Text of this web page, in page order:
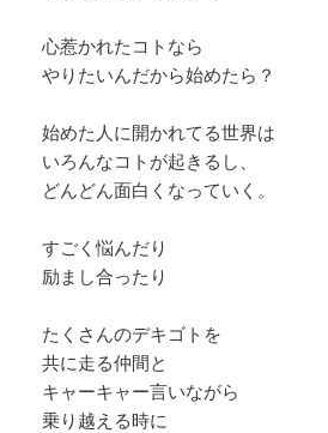
心惹かれたコトなら
やりたいんだから始めたら？
始めた人に開かれてる世界は
いろんなコトが起きるし、
どんどん面白くなっていく。
すごく悩んだり
励まし合ったり
たくさんのデキゴトを
共に走る仲間と
キャーキャー言いながら
乗り越える時に